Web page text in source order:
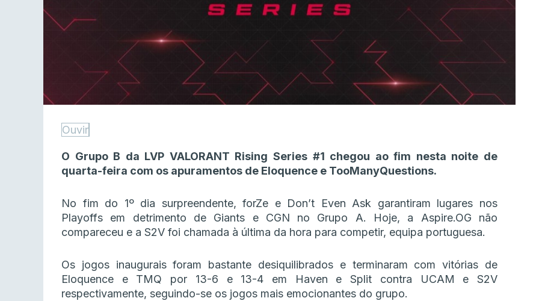
Ouvir
O Grupo B da LVP VALORANT Rising Series #1 chegou ao fim nesta noite de
quarta-feira com os apuramentos de Eloquence e TooManyQuestions.
No fim do 1º dia surpreendente, forZe e Don’t Even Ask garantiram lugares nos
Playoffs em detrimento de Giants e CGN no Grupo A. Hoje, a Aspire.OG não
compareceu e a S2V foi chamada à última da hora para competir, equipa portuguesa.
Os jogos inaugurais foram bastante desiquilibrados e terminaram com vitórias de
Eloquence e TMQ por 13-6 e 13-4 em Haven e Split contra UCAM e S2V
respectivamente, seguindo-se os jogos mais emocionantes do grupo.